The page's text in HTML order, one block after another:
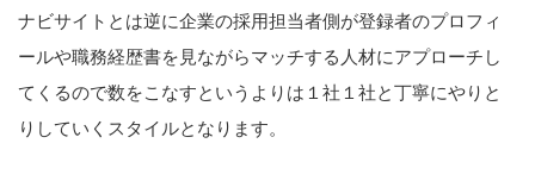
ナビサイトとは逆に企業の採用担当者側が登録者のプロフィ
ールや職務経歴書を見ながらマッチする人材にアプローチし
てくるので数をこなすというよりは１社１社と丁寧にやりと
りしていくスタイルとなります。